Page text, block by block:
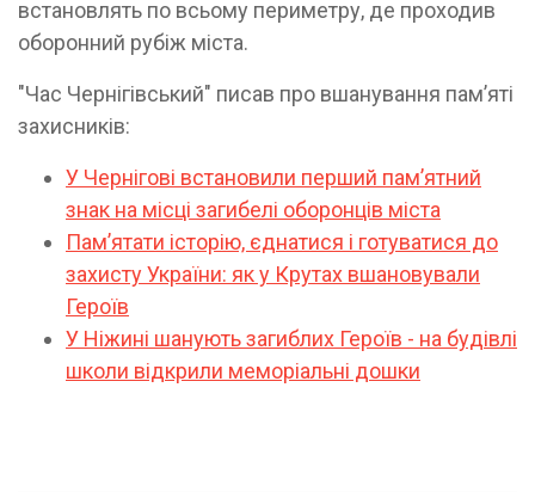
встановлять по всьому периметру, де проходив
оборонний рубіж міста.
"Час Чернігівський" писав про вшанування памʼяті
захисників:
У Чернігові встановили перший памʼятний
знак на місці загибелі оборонців міста
Пам’ятати історію, єднатися і готуватися до
захисту України: як у Крутах вшановували
Героїв
У Ніжині шанують загиблих Героїв - на будівлі
школи відкрили меморіальні дошки